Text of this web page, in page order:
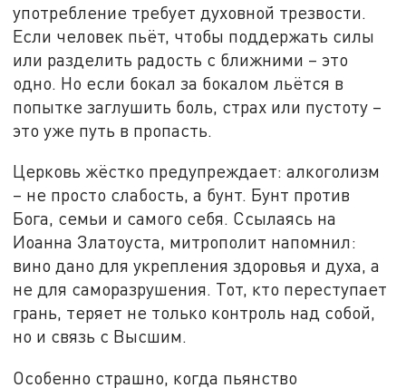
употребление требует духовной трезвости.
Если человек пьёт, чтобы поддержать силы
или разделить радость с ближними – это
одно. Но если бокал за бокалом льётся в
попытке заглушить боль, страх или пустоту –
это уже путь в пропасть.
Церковь жёстко предупреждает: алкоголизм
– не просто слабость, а бунт. Бунт против
Бога, семьи и самого себя. Ссылаясь на
Иоанна Златоуста, митрополит напомнил:
вино дано для укрепления здоровья и духа, а
не для саморазрушения. Тот, кто переступает
грань, теряет не только контроль над собой,
но и связь с Высшим.
Особенно страшно, когда пьянство